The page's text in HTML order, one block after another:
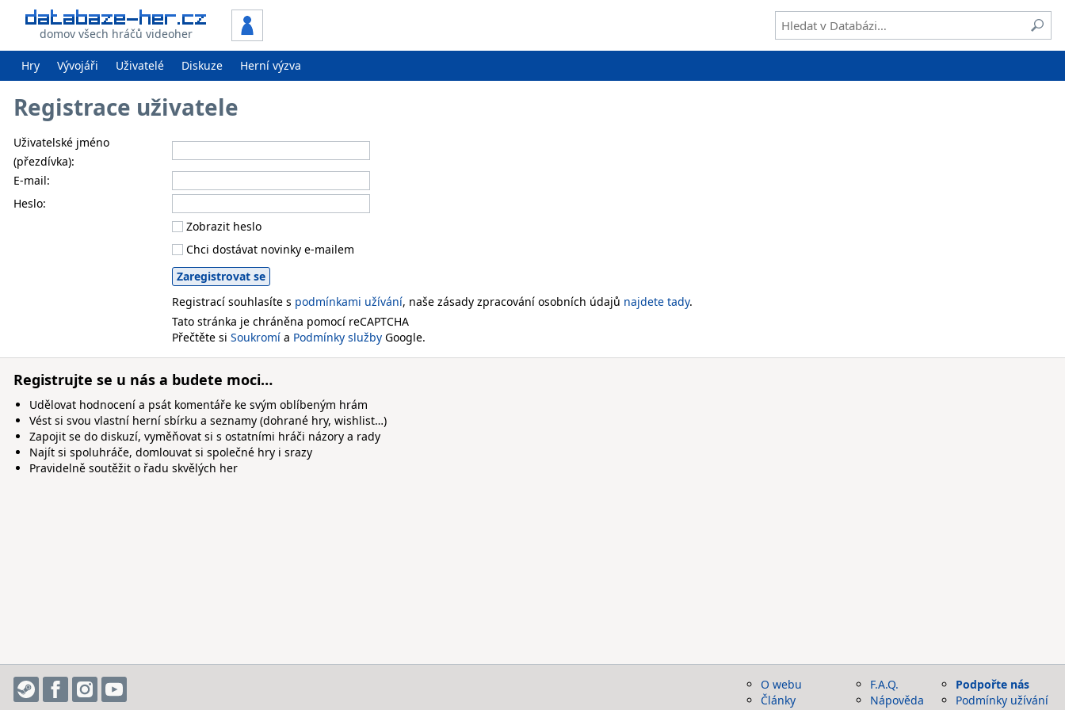
domov všech hráčů videoher
Hry Vývojáři Uživatelé Diskuze Herní výzva
Registrace uživatele
Uživatelské jméno
(přezdívka):
E-mail:
Heslo:
Zobrazit heslo
Chci dostávat novinky e-mailem
Registrací souhlasíte s podmínkami užívání, naše zásady zpracování osobních údajů najdete tady.
Tato stránka je chráněna pomocí reCAPTCHA
Přečtěte si Soukromí a Podmínky služby Google.
Registrujte se u nás a budete moci…
Udělovat hodnocení a psát komentáře ke svým oblíbeným hrám
Vést si svou vlastní herní sbírku a seznamy (dohrané hry, wishlist…)
Zapojit se do diskuzí, vyměňovat si s ostatními hráči názory a rady
Najít si spoluhráče, domlouvat si společné hry i srazy
Pravidelně soutěžit o řadu skvělých her
O webu
Články
F.A.Q.
Nápověda
Podpořte nás
Podmínky užívání